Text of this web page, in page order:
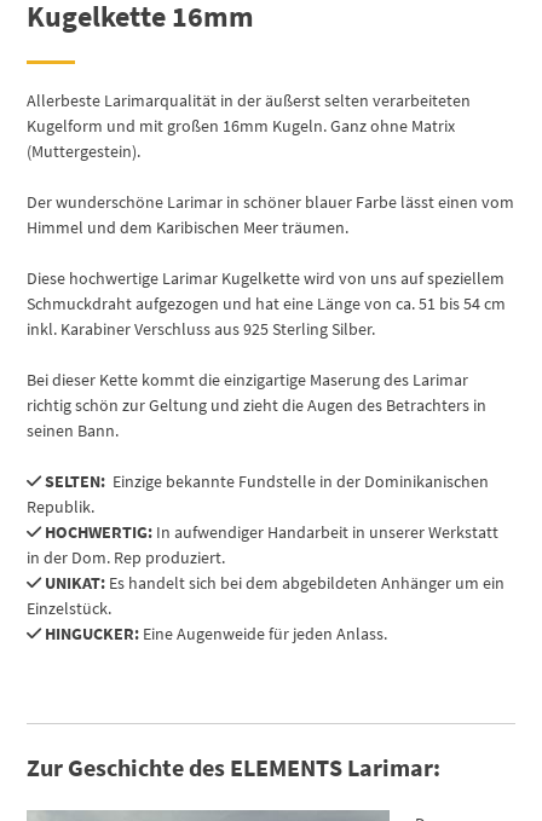
Kugelkette 16mm
Allerbeste Larimarqualität in der äußerst selten verarbeiteten
Kugelform und mit großen 16mm Kugeln. Ganz ohne Matrix
(Muttergestein).
Der wunderschöne Larimar in schöner blauer Farbe lässt einen vom
Himmel und dem Karibischen Meer träumen.
Diese hochwertige Larimar Kugelkette wird von uns auf speziellem
Schmuckdraht aufgezogen und hat eine Länge von ca. 51 bis 54 cm
inkl. Karabiner Verschluss aus 925 Sterling Silber.
Bei dieser Kette kommt die einzigartige Maserung des Larimar
richtig schön zur Geltung und zieht die Augen des Betrachters in
seinen Bann.
SELTEN: Einzige bekannte Fundstelle in der Dominikanischen
Republik.
HOCHWERTIG: In aufwendiger Handarbeit in unserer Werkstatt
in der Dom. Rep produziert.
UNIKAT: Es handelt sich bei dem abgebildeten Anhänger um ein
Einzelstück.
HINGUCKER: Eine Augenweide für jeden Anlass.
Zur Geschichte des ELEMENTS Larimar: